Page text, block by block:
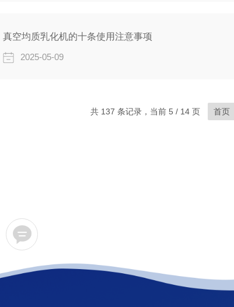
真空均质乳化机的十条使用注意事项
2025-05-09
共 137 条记录，当前 5 / 14 页 首页